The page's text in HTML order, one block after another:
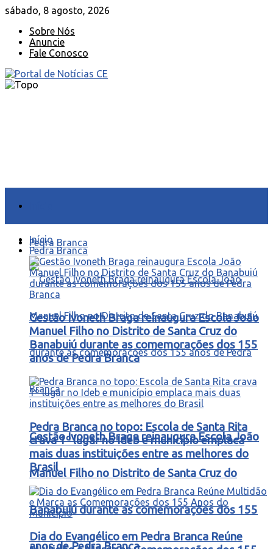
sábado, 8 agosto, 2026
Sobre Nós
Anuncie
Fale Conosco
Pedra Branca
Gestão Ivoneth Braga reinaugura Escola João
Manuel Filho no Distrito de Santa Cruz do
Banabuiú durante as comemorações dos 155
anos de Pedra Branca
Início
Pedra Branca
Gestão Ivoneth Braga reinaugura Escola João
Manuel Filho no Distrito de Santa Cruz do
Banabuiú durante as comemorações dos 155
anos de Pedra Branca
Pedra Branca no topo: Escola de Santa Rita
crava 1º lugar no Ideb e município emplaca
mais duas instituições entre as melhores do
Brasil
Dia do Evangélico em Pedra Branca Reúne